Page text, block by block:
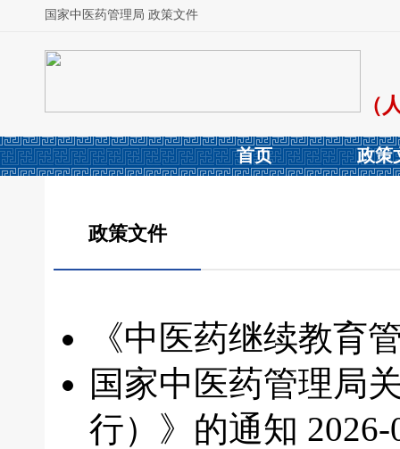
国家中医药管理局 政策文件
（
首页 政策
政策文件
《中医药继续教育
国家中医药管理局
行）》的通知 2026-